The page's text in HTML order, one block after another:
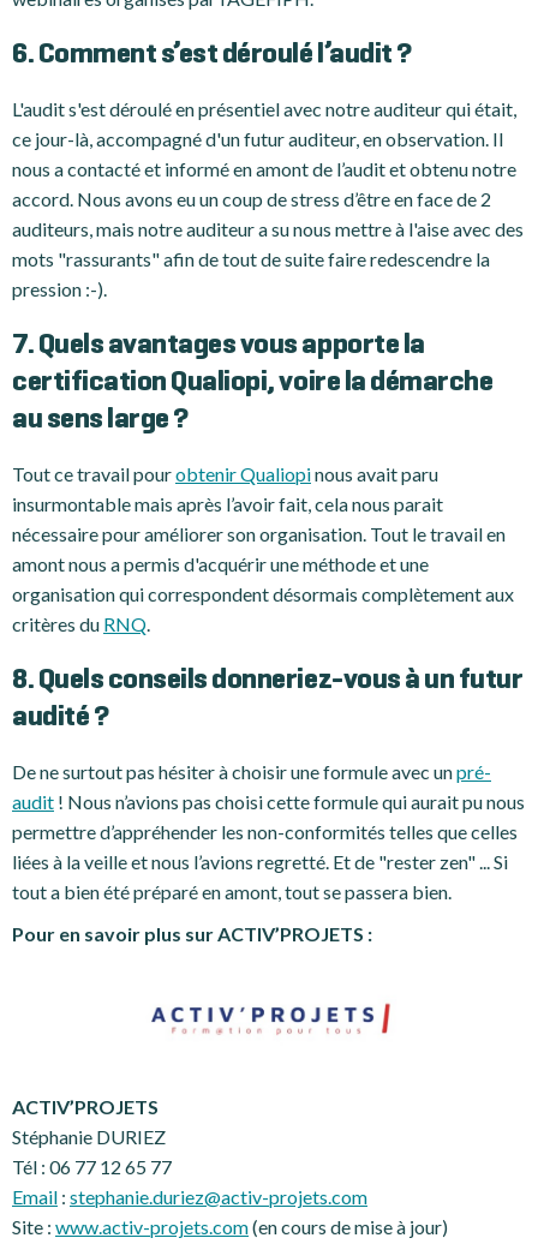
6. Comment s’est déroulé l’audit ?
L'audit s'est déroulé en présentiel avec notre auditeur qui était,
ce jour-là, accompagné d'un futur auditeur, en observation. Il
nous a contacté et informé en amont de l’audit et obtenu notre
accord. Nous avons eu un coup de stress d’être en face de 2
auditeurs, mais notre auditeur a su nous mettre à l'aise avec des
mots "rassurants" afin de tout de suite faire redescendre la
pression :-).
7. Quels avantages vous apporte la
certification Qualiopi, voire la démarche
au sens large ?
Tout ce travail pourobtenir Qualiopinous avait paru
insurmontable mais après l’avoir fait, cela nous parait
nécessaire pour améliorer son organisation. Tout le travail en
amont nous a permis d'acquérir une méthode et une
organisation qui correspondent désormais complètement aux
critères du RNQ.
8. Quels conseils donneriez-vous à un futur
audité ?
De ne surtout pas hésiter à choisir une formule avec unpré-
audit ! Nous n’avions pas choisi cette formule qui aurait pu nous
permettre d’appréhender les non-conformités telles que celles
liées à la veille et nous l’avions regretté. Et de "rester zen" ... Si
tout a bien été préparé en amont, tout se passera bien.
Pour en savoir plus sur ACTIV’PROJETS :
ACTIV’PROJETS
Stéphanie DURIEZ
Tél : 06 77 12 65 77
Email : stephanie.duriez@activ-projets.com
Site : www.activ-projets.com(en cours de mise à jour)